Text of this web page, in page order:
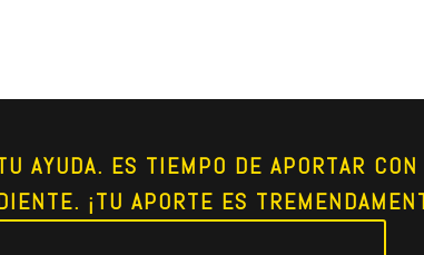
AYUDA. ES TIEMPO DE APORTAR
¡TU APORTE ES